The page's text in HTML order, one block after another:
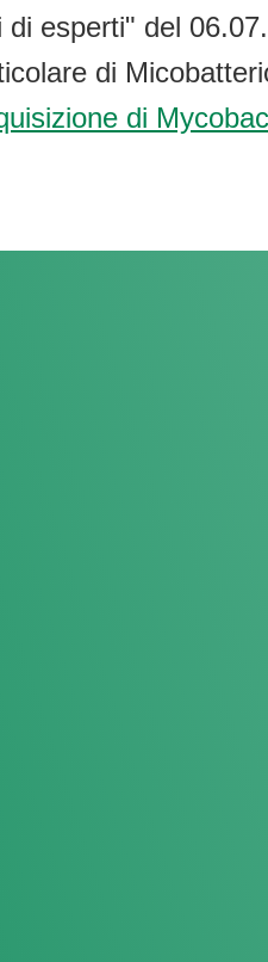
esperti" del
di
di